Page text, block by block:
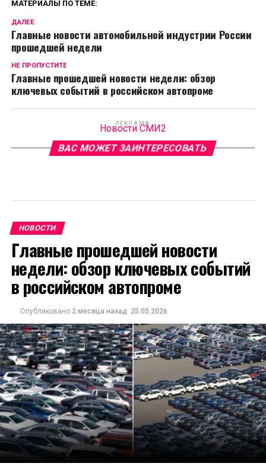
МАТЕРИАЛЫ ПО ТЕМЕ:
ДАЛЕЕ
Главные новости автомобильной индустрии России
прошедшей недели
НЕ ПРОПУСТИТЕ
Главные прошедшей новости недели: обзор
ключевых событий в российском автопроме
РЕКЛАМА
Новости СМИ2
ВАС МОЖЕТ ЗАИНТЕРЕСОВАТЬ
НОВОСТИ
Главные прошедшей новости
недели: обзор ключевых событий
в российском автопроме
Опубликовано 2 месяца назад 25.05.2026